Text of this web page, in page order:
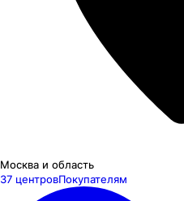
Москва и область
37 центровПокупателям